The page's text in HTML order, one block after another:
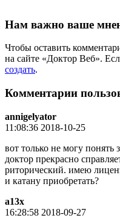
Нам важно ваше
Чтобы оставить
на сайте «Доктор Веб».
создать.
Комментарии
annigelyator
11:08:36 2018-10-25
вот только не могу
доктор прекрасно
риторический. имею
и катану приобретать?
a13x
16:28:58 2018-09-27